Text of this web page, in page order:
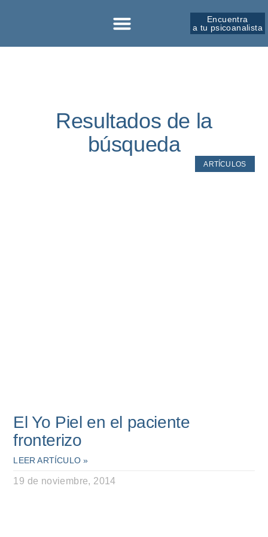
Encuentra
a tu psicoanalista
Resultados de la
búsqueda
ARTÍCULOS
El Yo Piel en el paciente
fronterizo
LEER ARTÍCULO »
19 de noviembre, 2014